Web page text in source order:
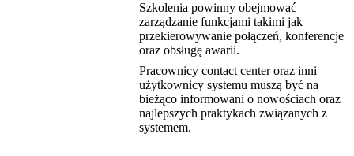
Szkolenia powinny obejmować
zarządzanie funkcjami takimi jak
przekierowywanie połączeń, konferencje
oraz obsługę awarii.
Pracownicy contact center oraz inni
użytkownicy systemu muszą być na
bieżąco informowani o nowościach oraz
najlepszych praktykach związanych z
systemem.